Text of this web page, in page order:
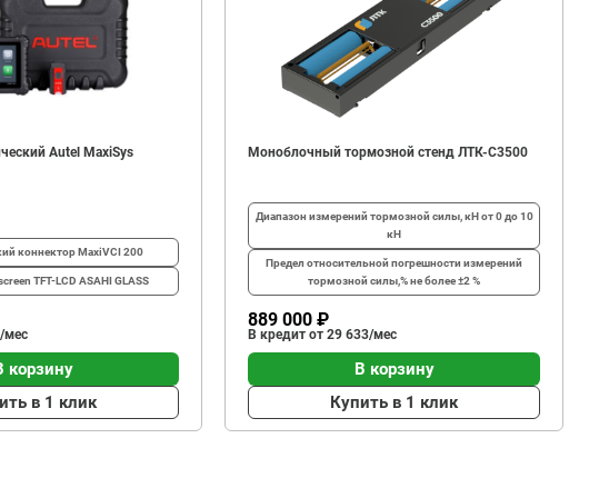
Autel MaxiSys
коннекторMaxiVCI 200
TFT-LCD ASAHI GLASS
мес
корзину
в 1 клик
Моноблочный тормозной стенд ЛТК-С3500
Диапазон измерений тормозной силы, кНот 0 до 10
кН
Предел относительной погрешности измерений
тормозной силы,%не более ±2 %
889 000 ₽
В кредит от 29 633/мес
В корзину
Купить в 1 клик